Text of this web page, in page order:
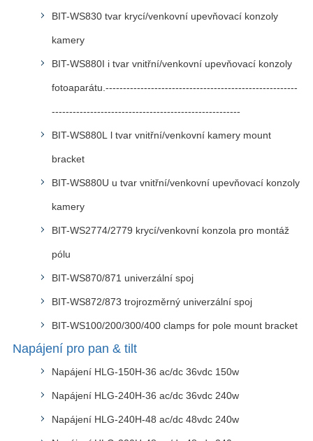
BIT-WS830 tvar krycí/venkovní upevňovací konzoly
kamery
BIT-WS880I i tvar vnitřní/venkovní upevňovací konzoly
fotoaparátu.-------------------------------------------------------
------------------------------------------------------
BIT-WS880L l tvar vnitřní/venkovní kamery mount
bracket
BIT-WS880U u tvar vnitřní/venkovní upevňovací konzoly
kamery
BIT-WS2774/2779 krycí/venkovní konzola pro montáž
pólu
BIT-WS870/871 univerzální spoj
BIT-WS872/873 trojrozměrný univerzální spoj
BIT-WS100/200/300/400 clamps for pole mount bracket
Napájení pro pan & tilt
Napájení HLG-150H-36 ac/dc 36vdc 150w
Napájení HLG-240H-36 ac/dc 36vdc 240w
Napájení HLG-240H-48 ac/dc 48vdc 240w